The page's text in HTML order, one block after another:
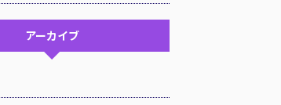
アーカイブ